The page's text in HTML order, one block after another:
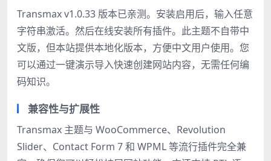
Transmax v1.0.33 版本已亲测。安装启用后，输入任意
字符串激活。然后在线安装所有插件。此主题不自带中
文版，但本站提供本地化版本，方便中文用户使用。您
可以通过一键演示导入快速创建网站内容，无需任何编
码知识。
兼容性与扩展性
Transmax 主题与 WooCommerce、Revolution
Slider、Contact Form 7 和 WPML 等流行插件完全兼